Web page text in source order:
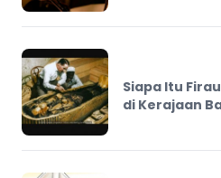
Siapa Itu
di Kerajaan